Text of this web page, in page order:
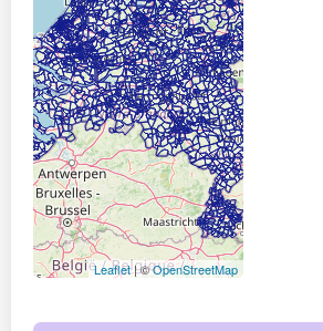
Leaflet| ©OpenStreetMap